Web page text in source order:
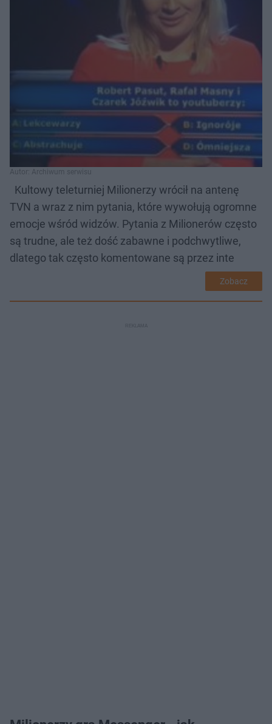
Autor: Archiwum serwisu
Kultowy teleturniej Milionerzy wrócił na antenę
TVN a wraz z nim pytania, które wywołują ogromne
emocje wśród widzów. Pytania z Milionerów często
są trudne, ale też dość zabawne i podchwytliwe,
dlatego tak często komentowane są przez inte
Zobacz